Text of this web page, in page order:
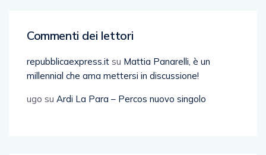
Commenti dei lettori
repubblicaexpress.it su Mattia Panarelli, è un
millennial che ama mettersi in discussione!
ugo su Ardi La Para – Percos nuovo singolo